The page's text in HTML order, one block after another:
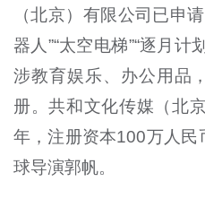
（北京）有限公司已申
器人”“太空电梯”“逐月
涉教育娱乐、办公用品
册。共和文化传媒（北
年，注册资本100万人
球导演郭帆。